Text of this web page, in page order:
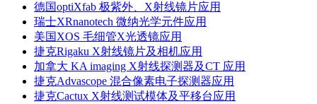
德国optiXfab 极紫外、X射线镜片应用
瑞士XRnanotech 微纳光学元件应用
美国XOS 毛细管X光透镜应用
捷克Rigaku X射线镜片及相机应用
加拿大 KA imaging X射线探测器及CT 应用
捷克Advascope 混合像素电子探测器应用
捷克Cactux X射线测试模体及平移台应用